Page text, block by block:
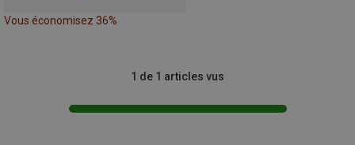
Vous économisez 36%
1 de 1 articles vus